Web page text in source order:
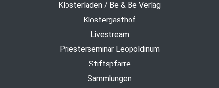
Klosterladen / Be & Be Verlag
Klostergasthof
Livestream
Priesterseminar Leopoldinum
Stiftspfarre
Sammlungen